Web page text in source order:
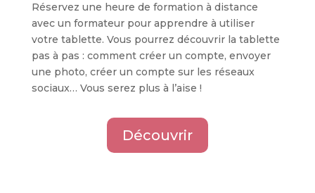
Réservez une heure de formation à distance
avec un formateur pour apprendre à utiliser
votre tablette. Vous pourrez découvrir la tablette
pas à pas : comment créer un compte, envoyer
une photo, créer un compte sur les réseaux
sociaux… Vous serez plus à l’aise !
Découvrir